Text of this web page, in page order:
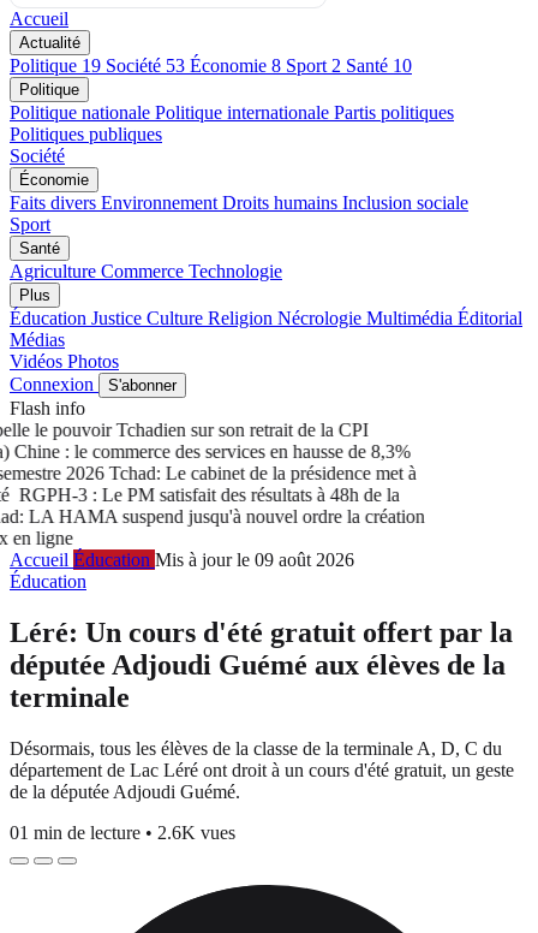
Accueil
Actualité
Politique 19 Société 53 Économie 8 Sport 2 Santé 10
Politique
Politique nationale Politique internationale Partis politiques
Politiques publiques
Société
Économie
Faits divers Environnement Droits humains Inclusion sociale
Sport
Santé
Agriculture Commerce Technologie
Plus
Éducation Justice Culture Religion Nécrologie Multimédia Éditorial
Médias
Vidéos Photos
Connexion
S'abonner
Flash info
le pouvoir Tchadien sur son retrait de la CPI
: le commerce des services en hausse de 8,3%
2026Tchad: Le cabinet de la présidence met à
RGPH-3 : Le PM satisfait des résultats à 48h de la
LA HAMA suspend jusqu'à nouvel ordre la création
ligne
Accueil Éducation Mis à jour le 09 août 2026
Éducation
Léré: Un cours d'été gratuit offert par la
députée Adjoudi Guémé aux élèves de la
terminale
Désormais, tous les élèves de la classe de la terminale A, D, C du
département de Lac Léré ont droit à un cours d'été gratuit, un geste
de la députée Adjoudi Guémé.
01 min de lecture • 2.6K vues